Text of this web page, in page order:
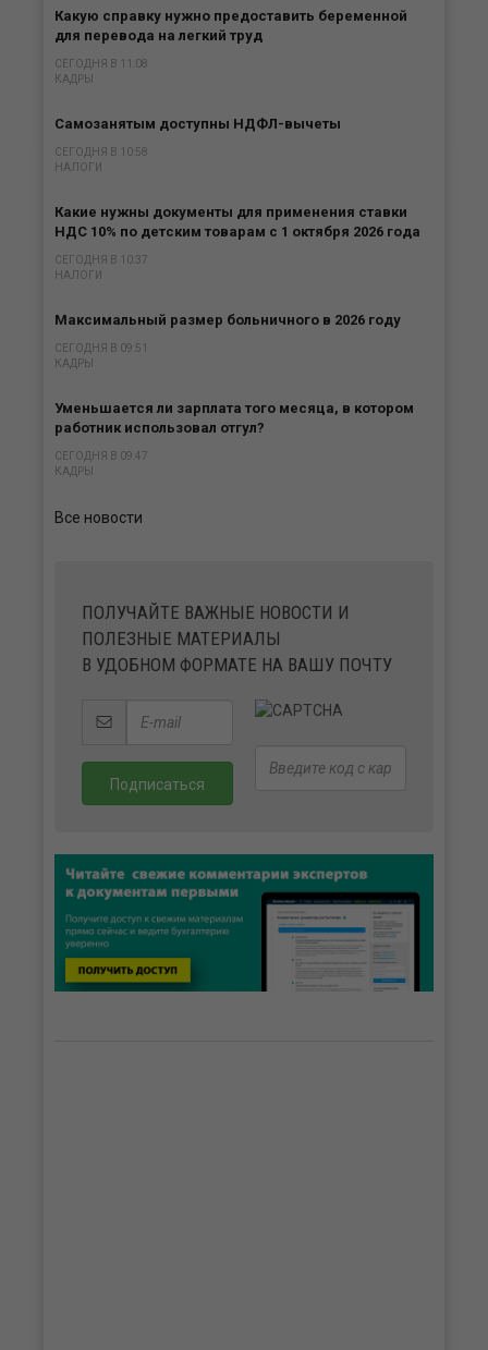
Какую справку нужно предоставить беременной
для перевода на легкий труд
СЕГОДНЯ В 11:08
КАДРЫ
Самозанятым доступны НДФЛ-вычеты
СЕГОДНЯ В 10:58
НАЛОГИ
Какие нужны документы для применения ставки
НДС 10% по детским товарам с 1 октября 2026 года
СЕГОДНЯ В 10:37
НАЛОГИ
Максимальный размер больничного в 2026 году
СЕГОДНЯ В 09:51
КАДРЫ
Уменьшается ли зарплата того месяца, в котором
работник использовал отгул?
СЕГОДНЯ В 09:47
КАДРЫ
Все новости
ПОЛУЧАЙТЕ ВАЖНЫЕ НОВОСТИ И
ПОЛЕЗНЫЕ МАТЕРИАЛЫ
В УДОБНОМ ФОРМАТЕ НА ВАШУ ПОЧТУ